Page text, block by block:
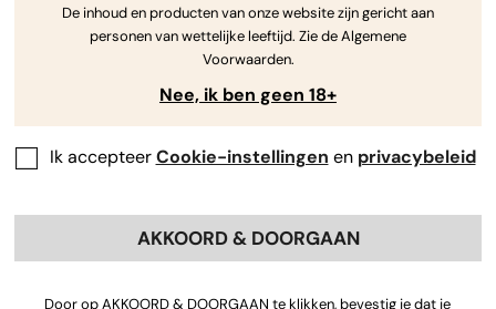
De inhoud en producten van onze website zijn gericht aan
personen van wettelijke leeftijd. Zie de Algemene
Voorwaarden.
Nee, ik ben geen 18+
Ik accepteerCookie-instellingen en privacybeleid
AKKOORD & DOORGAAN
Door op AKKOORD & DOORGAAN te klikken, bevestig je dat je